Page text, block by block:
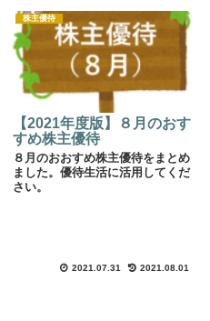
して、継続保有期間に応じた分の
クオカードが年１回頂けます。
株主優待
【2021年度版】８月のおす
すめ株主優待
８月のおおすめ株主優待をまとめ
ました。優待生活に活用してくだ
さい。
2021.07.31 2021.08.01